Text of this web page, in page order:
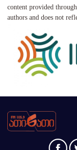
content provided
authors and does not